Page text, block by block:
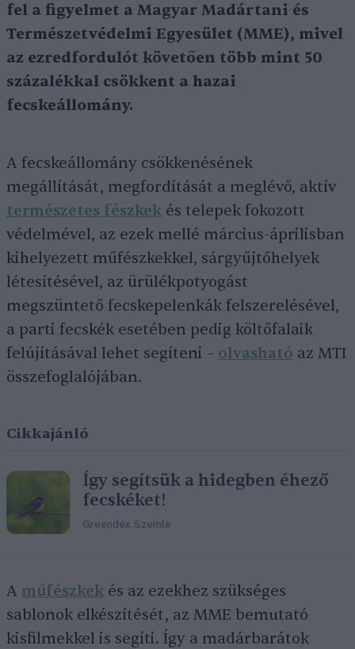
fel a figyelmet a Magyar Madártani és
Természetvédelmi Egyesület (MME), mivel
az ezredfordulót követően több mint 50
százalékkal csökkent a hazai
fecskeállomány.
A fecskeállomány csökkenésének
megállítását, megfordítását a meglévő, aktív
természetes fészkek és telepek fokozott
védelmével, az ezek mellé március-áprilisban
kihelyezett műfészkekkel, sárgyűjtőhelyek
létesítésével, az ürülékpotyogást
megszüntető fecskepelenkák felszerelésével,
a parti fecskék esetében pedig költőfalaik
felújításával lehet segíteni – olvasható az MTI
összefoglalójában.
Cikkajánló
Így segítsük a hidegben éhező
fecskéket!
Greendex Szemle
A műfészkek és az ezekhez szükséges
sablonok elkészítését, az MME bemutató
kisfilmekkel is segíti. Így a madárbarátok